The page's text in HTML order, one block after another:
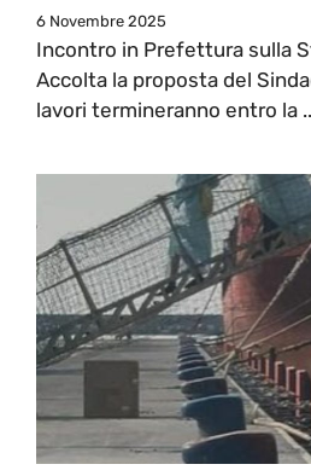
6 Novembre 2025
Incontro in Prefettura sulla
Accolta la proposta del
lavori termineranno entro la